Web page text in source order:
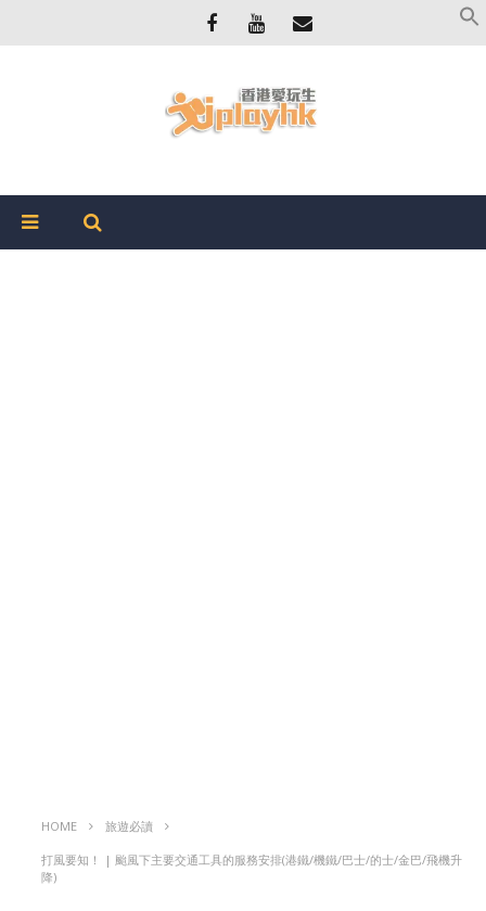
HOME 旅遊必讀
打風要知！ | 颱風下主要交通工具的服務安排(港鐵/機鐵/巴士/的士/金巴/飛機升
降)